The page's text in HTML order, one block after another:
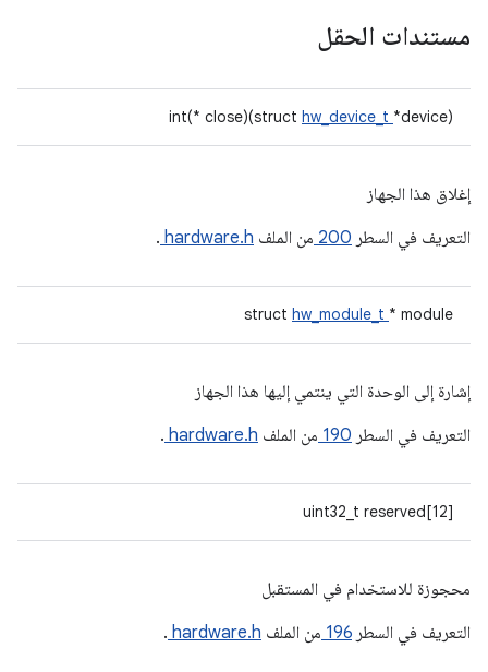
مستندات الحقل
int(* close)(struct hw_device_t *device)
إغلاق هذا الجهاز
التعريف في السطر 200 من الملف hardware.h
.
struct hw_module_t * module
إشارة إلى الوحدة التي ينتمي إليها هذا الجهاز
التعريف في السطر 190 من الملف hardware.h
.
uint32_t reserved[12]
محجوزة للاستخدام في المستقبل
التعريف في السطر 196 من الملف hardware.h
.